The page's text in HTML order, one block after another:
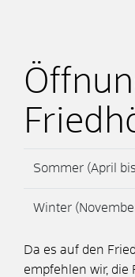
Sommer (April
Winter
Da es auf den
empfehlen wir, die